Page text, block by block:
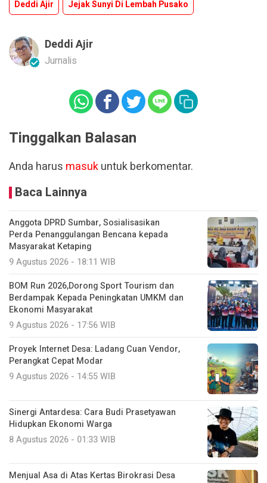
Deddi Ajir Jejak Sunyi Di Lembah Pusako
Deddi Ajir
Jurnalis
Tinggalkan Balasan
Anda harus masukuntuk berkomentar.
Baca Lainnya
Anggota DPRD Sumbar, Sosialisasikan
Perda Penanggulangan Bencana kepada
Masyarakat Ketaping
9 Agustus 2026 - 18:11 WIB
BOM Run 2026,Dorong Sport Tourism dan
Berdampak Kepada Peningkatan UMKM dan
Ekonomi Masyarakat
9 Agustus 2026 - 17:56 WIB
Proyek Internet Desa: Ladang Cuan Vendor,
Perangkat Cepat Modar
9 Agustus 2026 - 14:55 WIB
Sinergi Antardesa: Cara Budi Prasetyawan
Hidupkan Ekonomi Warga
8 Agustus 2026 - 01:33 WIB
Menjual Asa di Atas Kertas Birokrasi Desa